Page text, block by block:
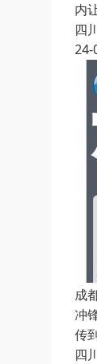
内
四
24-
成
冲
传
四